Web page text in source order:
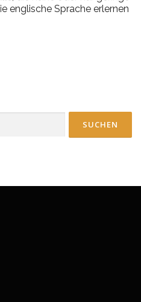
englische Sprache erlernen